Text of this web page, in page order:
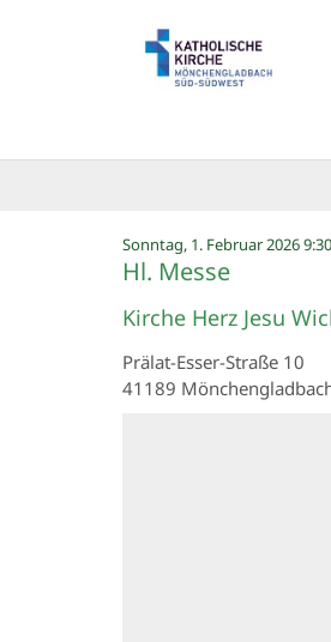
Sonntag, 1. Februar 2026 9:30
Hl. Messe
Kirche Herz Jesu
Prälat-Esser-Straße 10
41189